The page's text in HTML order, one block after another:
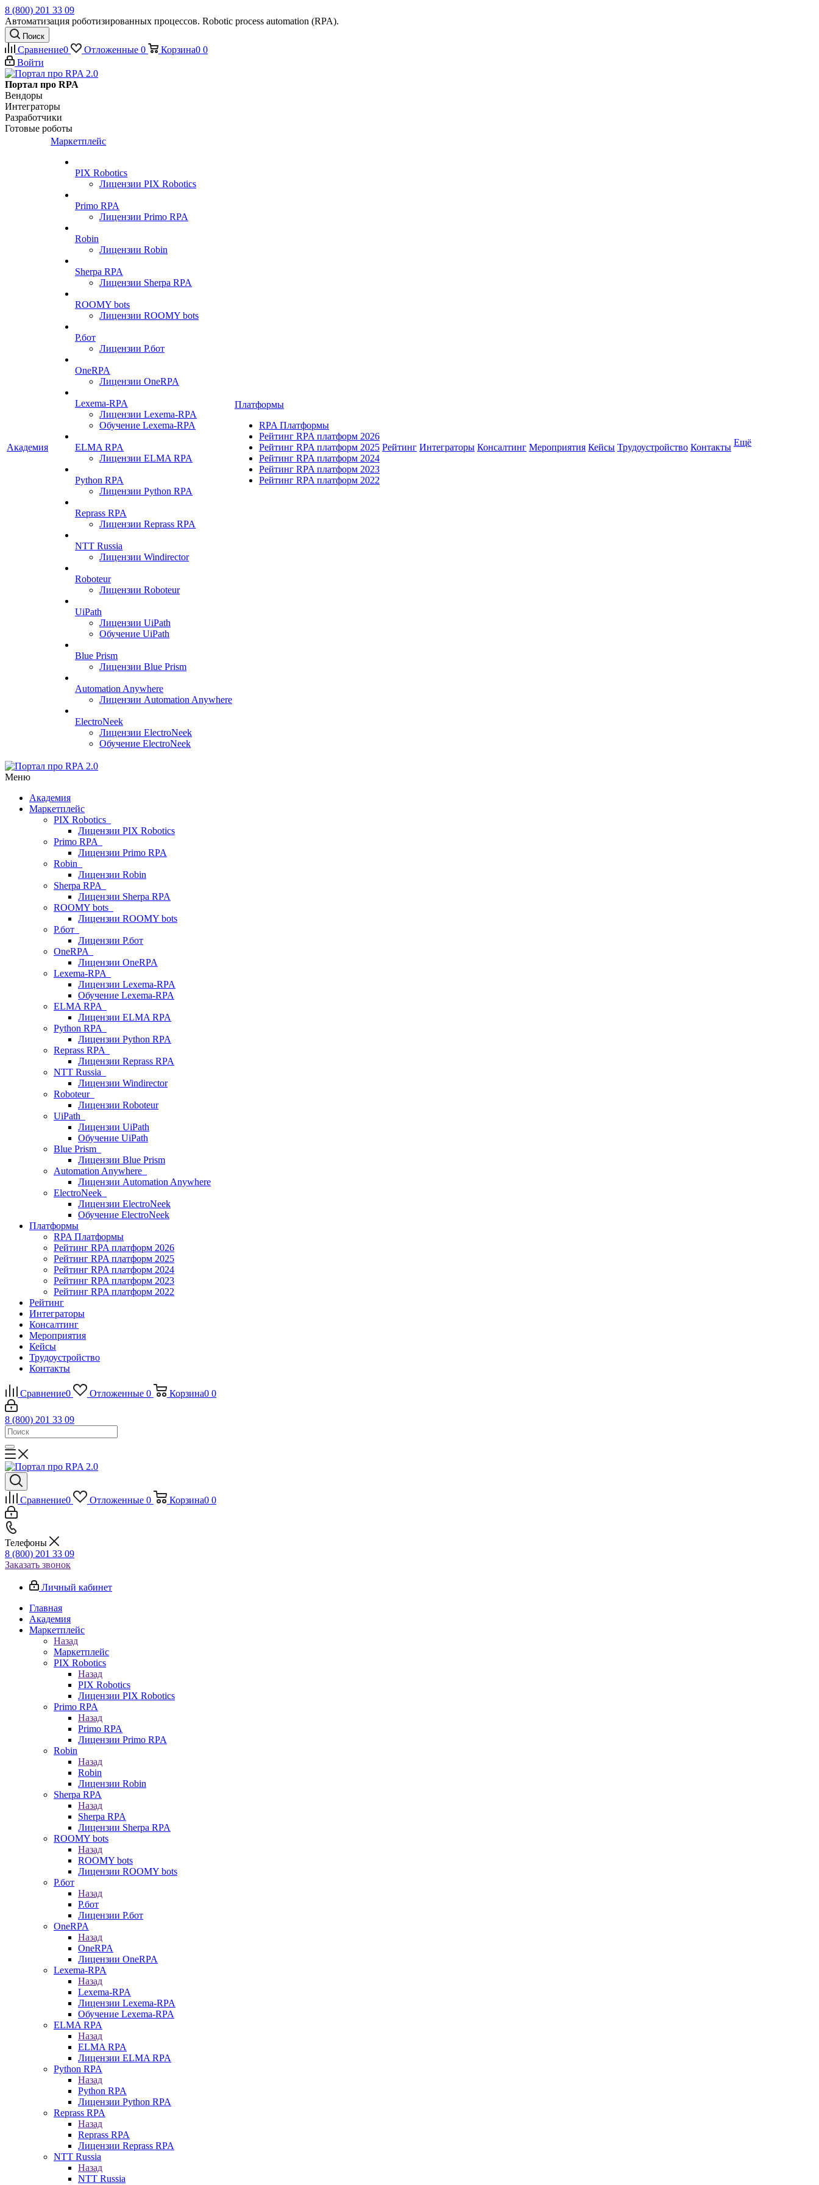
8 (800) 201 33 09
Автоматизация роботизированных процессов. Robotic process automation (RPA).
Поиск
Сравнение0 Отложенные 0 Корзина0 0
Войти
Портал про RPA
Вендоры
Интеграторы
Разработчики
Готовые роботы
Академия
Маркетплейс
PIX Robotics
Лицензии PIX Robotics
Primo RPA
Лицензии Primo RPA
Robin
Лицензии Robin
Sherpa RPA
Лицензии Sherpa RPA
ROOMY bots
Лицензии ROOMY bots
Р.бот
Лицензии Р.бот
OneRPA
Лицензии OneRPA
Lexema-RPA
Лицензии Lexema-RPA
Обучение Lexema-RPA
ELMA RPA
Лицензии ELMA RPA
Python RPA
Лицензии Python RPA
Reprass RPA
Лицензии Reprass RPA
NTT Russia
Лицензии Windirector
Roboteur
Лицензии Roboteur
UiPath
Лицензии UiPath
Обучение UiPath
Blue Prism
Лицензии Blue Prism
Automation Anywhere
Лицензии Automation Anywhere
ElectroNeek
Лицензии ElectroNeek
Обучение ElectroNeek
Платформы
RPA Платформы
Рейтинг RPA платформ 2026
Рейтинг RPA платформ 2025
Рейтинг RPA платформ 2024
Рейтинг RPA платформ 2023
Рейтинг RPA платформ 2022
Рейтинг Интеграторы Консалтинг Mероприятия Кейсы Трудоустройство Контакты Ещё
Меню
Академия
Маркетплейс
PIX Robotics
Лицензии PIX Robotics
Primo RPA
Лицензии Primo RPA
Robin
Лицензии Robin
Sherpa RPA
Лицензии Sherpa RPA
ROOMY bots
Лицензии ROOMY bots
Р.бот
Лицензии Р.бот
OneRPA
Лицензии OneRPA
Lexema-RPA
Лицензии Lexema-RPA
Обучение Lexema-RPA
ELMA RPA
Лицензии ELMA RPA
Python RPA
Лицензии Python RPA
Reprass RPA
Лицензии Reprass RPA
NTT Russia
Лицензии Windirector
Roboteur
Лицензии Roboteur
UiPath
Лицензии UiPath
Обучение UiPath
Blue Prism
Лицензии Blue Prism
Automation Anywhere
Лицензии Automation Anywhere
ElectroNeek
Лицензии ElectroNeek
Обучение ElectroNeek
Платформы
RPA Платформы
Рейтинг RPA платформ 2026
Рейтинг RPA платформ 2025
Рейтинг RPA платформ 2024
Рейтинг RPA платформ 2023
Рейтинг RPA платформ 2022
Рейтинг
Интеграторы
Консалтинг
Mероприятия
Кейсы
Трудоустройство
Контакты
Сравнение0 Отложенные 0 Корзина0 0
8 (800) 201 33 09
Сравнение0 Отложенные 0 Корзина0 0
Телефоны
8 (800) 201 33 09
Заказать звонок
Личный кабинет
Главная
Академия
Маркетплейс
Назад
Маркетплейс
PIX Robotics
Назад
PIX Robotics
Лицензии PIX Robotics
Primo RPA
Назад
Primo RPA
Лицензии Primo RPA
Robin
Назад
Robin
Лицензии Robin
Sherpa RPA
Назад
Sherpa RPA
Лицензии Sherpa RPA
ROOMY bots
Назад
ROOMY bots
Лицензии ROOMY bots
Р.бот
Назад
Р.бот
Лицензии Р.бот
OneRPA
Назад
OneRPA
Лицензии OneRPA
Lexema-RPA
Назад
Lexema-RPA
Лицензии Lexema-RPA
Обучение Lexema-RPA
ELMA RPA
Назад
ELMA RPA
Лицензии ELMA RPA
Python RPA
Назад
Python RPA
Лицензии Python RPA
Reprass RPA
Назад
Reprass RPA
Лицензии Reprass RPA
NTT Russia
Назад
NTT Russia